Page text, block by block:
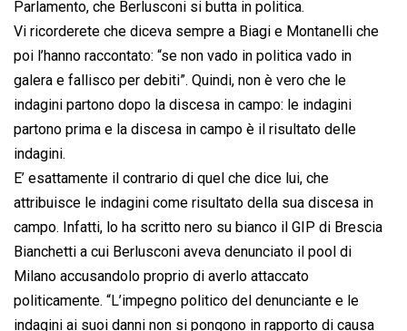
Parlamento, che Berlusconi si butta in politica.
Vi ricorderete che diceva sempre a Biagi e Montanelli che
poi l’hanno raccontato: “se non vado in politica vado in
galera e fallisco per debiti”. Quindi, non è vero che le
indagini partono dopo la discesa in campo: le indagini
partono prima e la discesa in campo è il risultato delle
indagini.
E’ esattamente il contrario di quel che dice lui, che
attribuisce le indagini come risultato della sua discesa in
campo. Infatti, lo ha scritto nero su bianco il GIP di Brescia
Bianchetti a cui Berlusconi aveva denunciato il pool di
Milano accusandolo proprio di averlo attaccato
politicamente. “L’impegno politico del denunciante e le
indagini ai suoi danni non si pongono in rapporto di causa